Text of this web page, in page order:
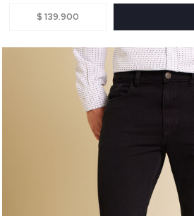
$ 139.900